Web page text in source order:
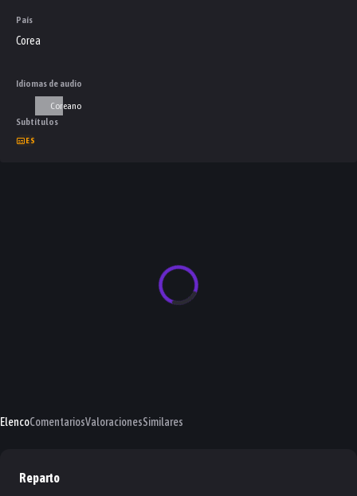
País
Corea
Idiomas de audio
Coreano
Subtítulos
ES
ElencoComentariosValoracionesSimilares
Reparto